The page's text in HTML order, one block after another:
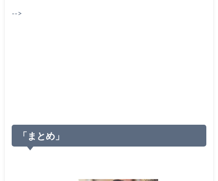
-->
「まとめ」